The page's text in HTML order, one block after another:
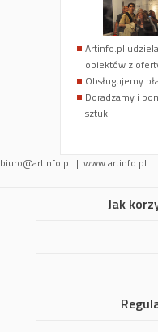
Artinfo.pl
obiektów z
Obsługujemy
Doradzamy i
sztuki
biuro@artinfo.pl | www.artinfo.pl
Jak